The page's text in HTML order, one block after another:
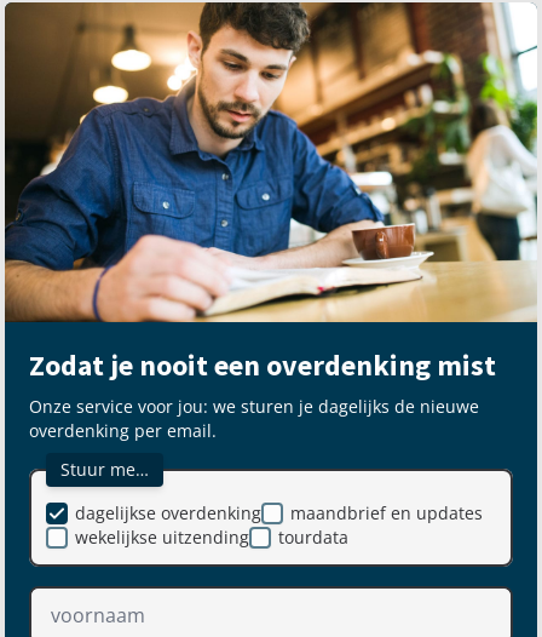
Zodat je nooit een overdenking mist
Onze service voor jou: we sturen je dagelijks de nieuwe
overdenking per email.
Stuur me…
maandbrief en updates
dagelijkse overdenking
wekelijkse uitzending
tourdata